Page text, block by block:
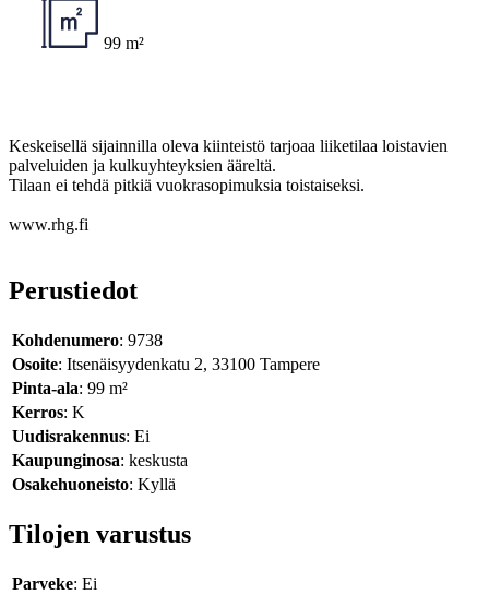
99 m²
Keskeisellä sijainnilla oleva kiinteistö tarjoaa liiketilaa loistavien
palveluiden ja kulkuyhteyksien ääreltä.
Tilaan ei tehdä pitkiä vuokrasopimuksia toistaiseksi.
www.rhg.fi
Perustiedot
Kohdenumero: 9738
Osoite: Itsenäisyydenkatu 2, 33100 Tampere
Pinta-ala: 99 m²
Kerros: K
Uudisrakennus: Ei
Kaupunginosa: keskusta
Osakehuoneisto: Kyllä
Tilojen varustus
Parveke: Ei